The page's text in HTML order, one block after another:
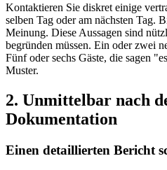
Kontaktieren Sie diskret einige
selben Tag oder am nächsten Tag.
Meinung. Diese Aussagen sind
begründen müssen. Ein oder zwei
Fünf oder sechs Gäste, die sagen
Muster.
2. Unmittelbar nach
Dokumentation
Einen detaillierten Bericht